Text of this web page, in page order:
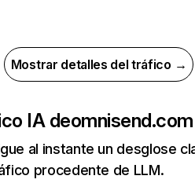
Mostrar detalles del tráfico →
IA deomnisend.com
al instante un desglose
procedente de LLM.